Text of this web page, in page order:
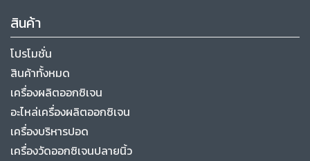
สินค้า
โปรโมชั่น
สินค้าทั้งหมด
เครื่องผลิตออกซิเจน
อะไหล่เครื่องผลิตออกซิเจน
เครื่องบริหารปอด
เครื่องวัดออกซิเจนปลายนิ้ว